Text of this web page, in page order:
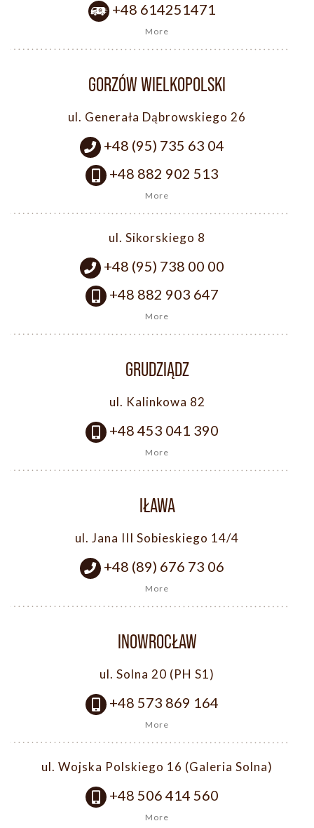
+48 614251471
More
GORZÓW WIELKOPOLSKI
ul. Generała Dąbrowskiego 26
+48 (95) 735 63 04
+48 882 902 513
More
ul. Sikorskiego 8
+48 (95) 738 00 00
+48 882 903 647
More
GRUDZIĄDZ
ul. Kalinkowa 82
+48 453 041 390
More
IŁAWA
ul. Jana III Sobieskiego 14/4
+48 (89) 676 73 06
More
INOWROCŁAW
ul. Solna 20 (PH S1)
+48 573 869 164
More
ul. Wojska Polskiego 16 (Galeria Solna)
+48 506 414 560
More